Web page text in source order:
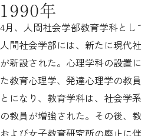
1990年
4月、人間社会学部教育学科とし
人間社会学部には、新たに現代
が新設された。心理学科の設置
た教育心理学、発達心理学の教
とになり、教育学科は、社会学
の教員が増強された。その後、
および女子教育研究所の廃止に